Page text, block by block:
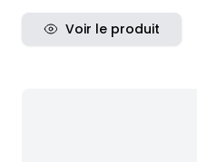
Voir le produit